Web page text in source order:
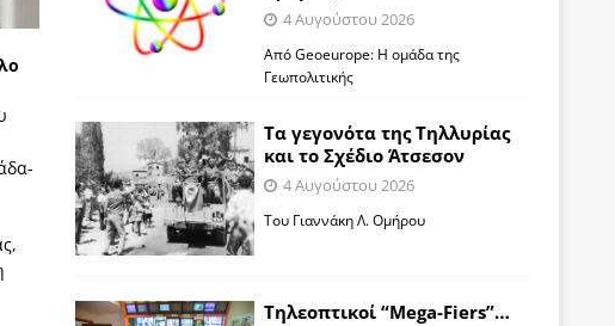
4 Αυγούστου 2026
Από Geoeurope: H ομάδα της
Γεωπολιτικής
Τα γεγονότα της Τηλλυρίας
και το Σχέδιο Άτσεσον
4 Αυγούστου 2026
Toυ Γιαννάκη Λ. Ομήρου
Tηλεοπτικοί “Mega-Fiers”…